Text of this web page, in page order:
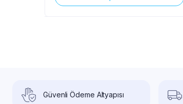
Güvenli Ödeme Altyapısı